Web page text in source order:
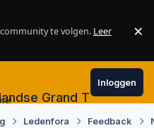
te volgen. Leer
×
Grand Theft Auto
Inloggen
Ledenfora Feedback